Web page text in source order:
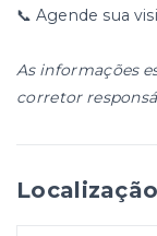
📞 Agende sua
As informações
corretor
Localização